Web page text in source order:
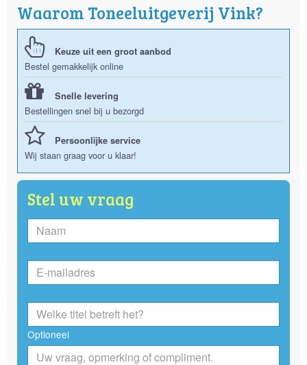
Waarom Toneeluitgeverij Vink?
Keuze uit een groot aanbod
Bestel gemakkelijk online
Snelle levering
Bestellingen snel bij u bezorgd
Persoonlijke service
Wij staan graag voor u klaar!
Stel uw vraag
Optioneel